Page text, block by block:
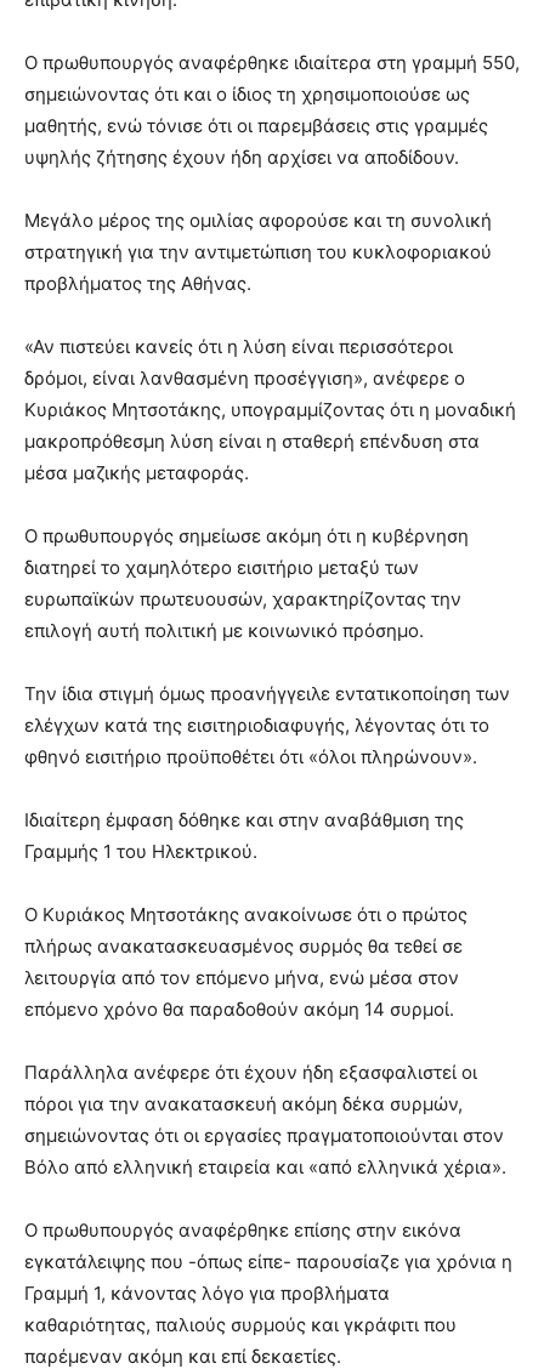
Ο πρωθυπουργός αναφέρθηκε ιδιαίτερα στη γραμμή 550,
σημειώνοντας ότι και ο ίδιος τη χρησιμοποιούσε ως
μαθητής, ενώ τόνισε ότι οι παρεμβάσεις στις γραμμές
υψηλής ζήτησης έχουν ήδη αρχίσει να αποδίδουν.
Μεγάλο μέρος της ομιλίας αφορούσε και τη συνολική
στρατηγική για την αντιμετώπιση του κυκλοφοριακού
προβλήματος της Αθήνας.
«Αν πιστεύει κανείς ότι η λύση είναι περισσότεροι
δρόμοι, είναι λανθασμένη προσέγγιση», ανέφερε ο
Κυριάκος Μητσοτάκης, υπογραμμίζοντας ότι η μοναδική
μακροπρόθεσμη λύση είναι η σταθερή επένδυση στα
μέσα μαζικής μεταφοράς.
Ο πρωθυπουργός σημείωσε ακόμη ότι η κυβέρνηση
διατηρεί το χαμηλότερο εισιτήριο μεταξύ των
ευρωπαϊκών πρωτευουσών, χαρακτηρίζοντας την
επιλογή αυτή πολιτική με κοινωνικό πρόσημο.
Την ίδια στιγμή όμως προανήγγειλε εντατικοποίηση των
ελέγχων κατά της εισιτηριοδιαφυγής, λέγοντας ότι το
φθηνό εισιτήριο προϋποθέτει ότι «όλοι πληρώνουν».
Ιδιαίτερη έμφαση δόθηκε και στην αναβάθμιση της
Γραμμής 1 του Ηλεκτρικού.
Ο Κυριάκος Μητσοτάκης ανακοίνωσε ότι ο πρώτος
πλήρως ανακατασκευασμένος συρμός θα τεθεί σε
λειτουργία από τον επόμενο μήνα, ενώ μέσα στον
επόμενο χρόνο θα παραδοθούν ακόμη 14 συρμοί.
Παράλληλα ανέφερε ότι έχουν ήδη εξασφαλιστεί οι
πόροι για την ανακατασκευή ακόμη δέκα συρμών,
σημειώνοντας ότι οι εργασίες πραγματοποιούνται στον
Βόλο από ελληνική εταιρεία και «από ελληνικά χέρια».
Ο πρωθυπουργός αναφέρθηκε επίσης στην εικόνα
εγκατάλειψης που -όπως είπε- παρουσίαζε για χρόνια η
Γραμμή 1, κάνοντας λόγο για προβλήματα
καθαριότητας, παλιούς συρμούς και γκράφιτι που
παρέμεναν ακόμη και επί δεκαετίες.